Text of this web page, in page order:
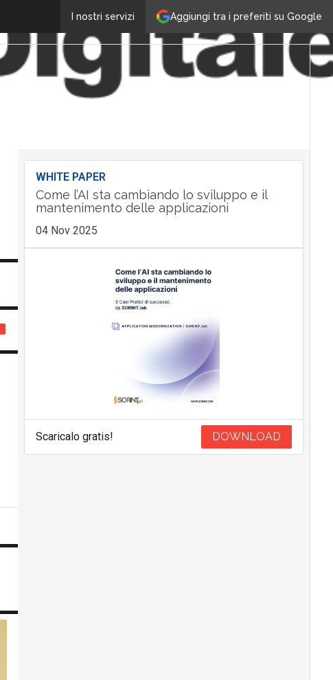
Aggiungi tra i preferiti su Google
I nostri servizi
WHITE PAPER
Come l’AI sta cambiando lo sviluppo e il
mantenimento delle applicazioni
04 Nov 2025
Scaricalo gratis! DOWNLOAD